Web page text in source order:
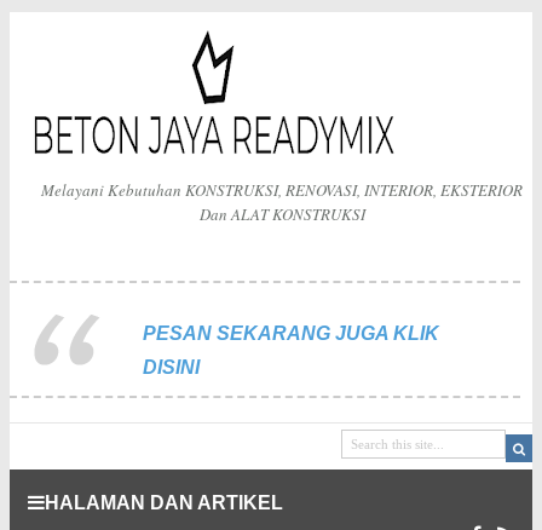
Melayani Kebutuhan KONSTRUKSI, RENOVASI, INTERIOR, EKSTERIOR
Dan ALAT KONSTRUKSI
PESAN SEKARANG JUGA KLIK
DISINI
HALAMAN DAN ARTIKEL